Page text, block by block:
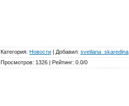
Категория: Новости | Добавил: svetlana_skaredina
Просмотров: 1326 | Рейтинг: 0.0/0